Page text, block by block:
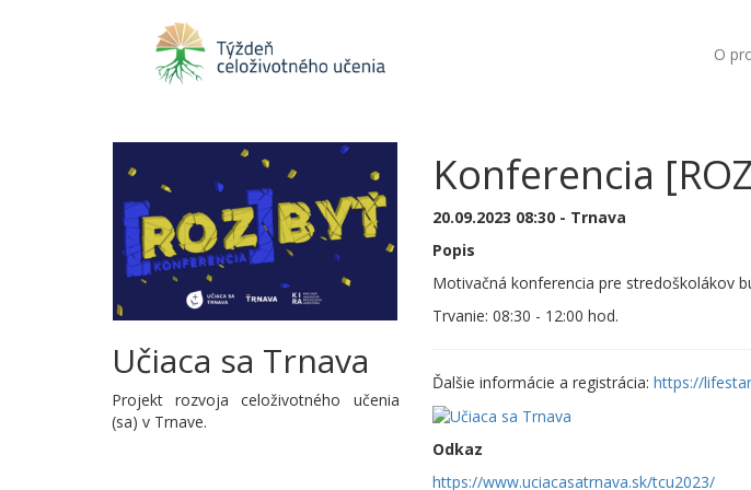
O
Učiaca sa Trnava
Projekt rozvoja celoživotného učenia
(sa) v Trnave.
Konferencia
20.09.2023 08:30 - Trnava
Popis
Motivačná konferencia pre stredoškolákov
Trvanie: 08:30 - 12:00 hod.
Ďalšie informácie a registrácia: https://
Odkaz
https://www.uciacasatrnava.sk/tcu2023/